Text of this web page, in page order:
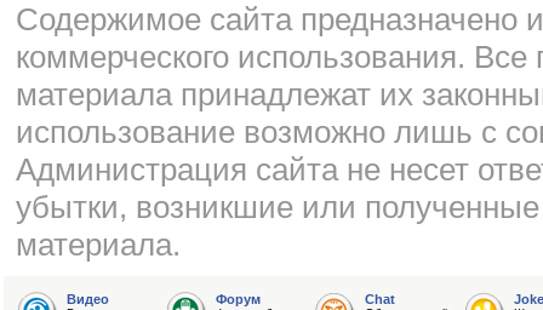
Cодержимое сайта предназначено
коммерческого использования.
материала принадлежат их
использование возможно лишь с
Администрация сайта не несет
убытки, возникшие или
материала.
Видео Форум Chat Joke